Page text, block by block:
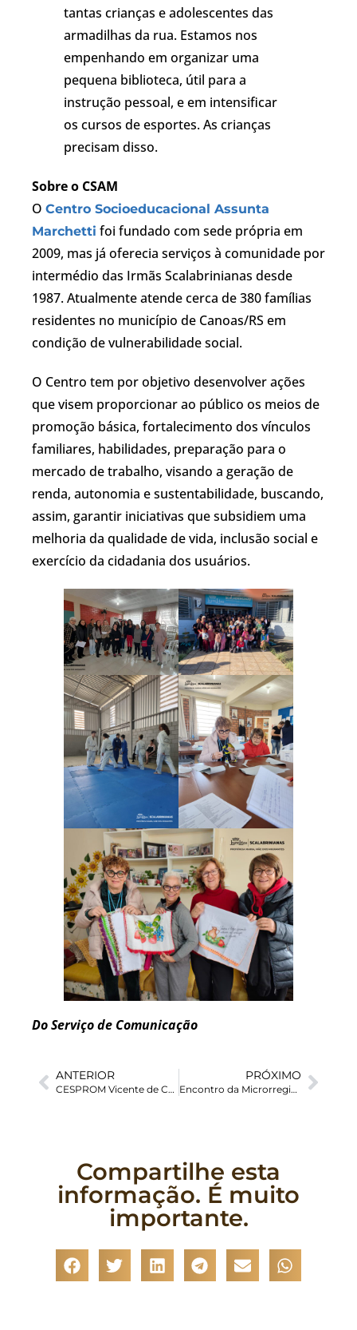
tantas crianças e adolescentes das
armadilhas da rua. Estamos nos
empenhando em organizar uma
pequena biblioteca, útil para a
instrução pessoal, e em intensificar
os cursos de esportes. As crianças
precisam disso.
Sobre o CSAM
O Centro Socioeducacional Assunta
Marchetti foi fundado com sede própria em
2009, mas já oferecia serviços à comunidade por
intermédio das Irmãs Scalabrinianas desde
1987. Atualmente atende cerca de 380 famílias
residentes no município de Canoas/RS em
condição de vulnerabilidade social.
O Centro tem por objetivo desenvolver ações
que visem proporcionar ao público os meios de
promoção básica, fortalecimento dos vínculos
familiares, habilidades, preparação para o
mercado de trabalho, visando a geração de
renda, autonomia e sustentabilidade, buscando,
assim, garantir iniciativas que subsidiem uma
melhoria da qualidade de vida, inclusão social e
exercício da cidadania dos usuários.
Do Serviço de Comunicação
ANTERIOR
CESPROM Vicente de Carvalho e Prefeitura de Guarujá inauguram Casa Ser
PRÓXIMO
Encontro da Microrregião Pe. José Marchetti aprofundou reflexão sobre a animação vocacional
Compartilhe esta
informação. É muito
importante.